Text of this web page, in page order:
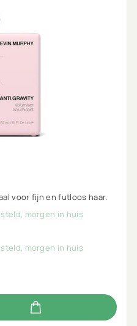
voor fijn en futloos haar.
morgen in huis
morgen in huis